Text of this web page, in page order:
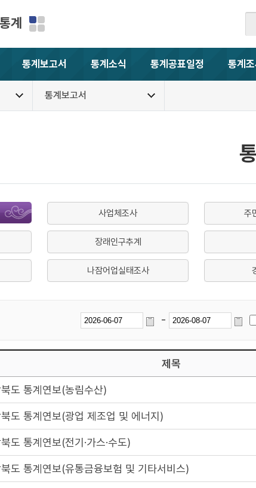
통계
창
통계보고서 통계소식 통계공표일정 통계
통계보고서
사업체조사 주
장래인구추계
나잠어업실태조사
-
제목
도 통계연보(농림수산)
도 통계연보(광업 제조업 및 에너지)
도 통계연보(전기·가스·수도)
도 통계연보(유통금융보험 및 기타서비스)